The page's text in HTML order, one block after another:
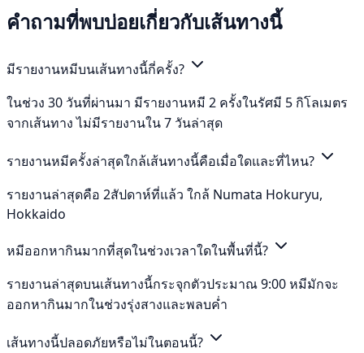
คำถามที่พบบ่อยเกี่ยวกับเส้นทางนี้
มีรายงานหมีบนเส้นทางนี้กี่ครั้ง?
ในช่วง 30 วันที่ผ่านมา มีรายงานหมี 2 ครั้งในรัศมี 5 กิโลเมตร
จากเส้นทาง ไม่มีรายงานใน 7 วันล่าสุด
รายงานหมีครั้งล่าสุดใกล้เส้นทางนี้คือเมื่อใดและที่ไหน?
รายงานล่าสุดคือ 2สัปดาห์ที่แล้ว ใกล้ Numata Hokuryu,
Hokkaido
หมีออกหากินมากที่สุดในช่วงเวลาใดในพื้นที่นี้?
รายงานล่าสุดบนเส้นทางนี้กระจุกตัวประมาณ 9:00 หมีมักจะ
ออกหากินมากในช่วงรุ่งสางและพลบค่ำ
เส้นทางนี้ปลอดภัยหรือไม่ในตอนนี้?